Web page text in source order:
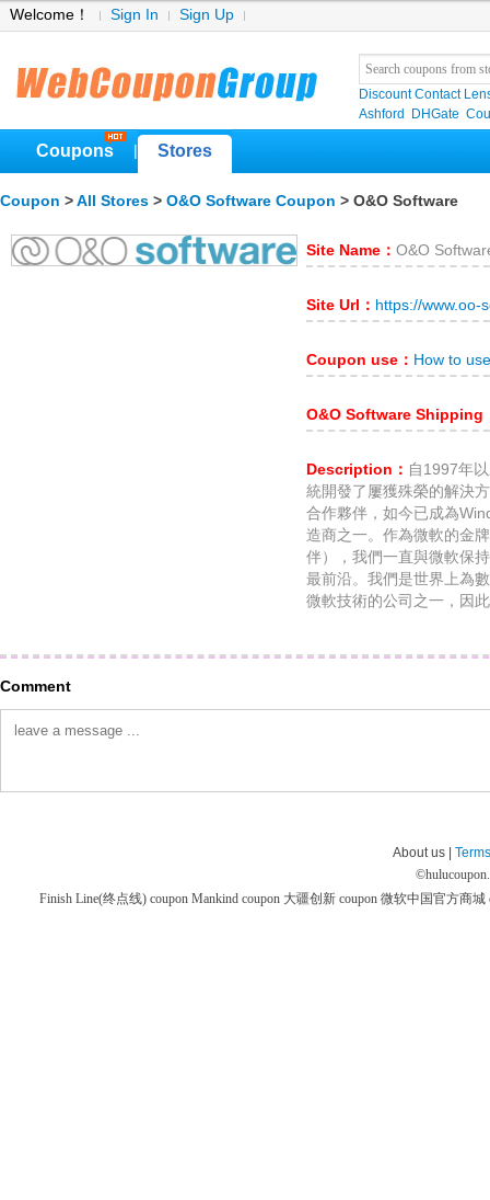
Welcome！ Sign In Sign Up
Discount Contact
Ashford
DHGate
Coupons Stores
Coupon > All Stores > O&O Software Coupon > O&O Software
Site Name： O&O
Site Url： https://www.oo-
Coupon use： How to
O&O Software Shipping
Description： 自1997年
統開發了屢獲殊榮的解決
合作夥伴，如今已成為
造商之一。作為微軟的金
伴），我們一直與微軟保
最前沿。我們是世界上為
微軟技術的公司之一，因
Comment
About us |
©
Finish Line(终点线) coupon Mankind coupon 大疆创新 coupon 微软中国官方商城